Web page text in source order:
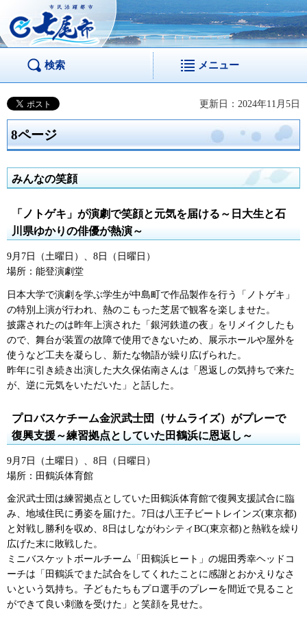
市民活躍都市 七尾
市
検索 メニュー
更新日：2024年11月5日
8ページ
みんなの笑顔
「ノトゲキ」が演劇で笑顔と元気を届ける～日大生と石
川県ゆかりの俳優が熱演～
9月7日（土曜日）、8日（日曜日）
場所：能登演劇堂
日本大学で演劇を学ぶ学生が中島町で作品製作を行う「ノトゲキ」
の特別上演が行われ、熱のこもった芝居で観客を楽しませた。
披露されたのは昨年上演された「銀河鉄道の夜」をリメイクしたも
ので、舞台が装置の故障で使用できないため、展示ホールや屋外を
使うなど工夫を凝らし、新たな物語が繰り広げられた。
昨年に引き続き出演した大久保佑南さんは「恩返しの気持ちで来た
が、逆に元気をいただいた」と話した。
プロバスケチーム金沢武士団（サムライズ）がプレーで
復興支援～練習拠点としていた田鶴浜に恩返し～
9月7日（土曜日）、8日（日曜日）
場所：田鶴浜体育館
金沢武士団は練習拠点としていた田鶴浜体育館で復興支援試合に臨
み、地域住民に勇姿を届けた。7日は八王子ビートレインズ(東京都)
と対戦し勝利を収め、8日はしながわシティBC(東京都)と熱戦を繰り
広げた末に敗戦した。
ミニバスケットボールチーム「田鶴浜ヒート」の堀田秀幸ヘッドコ
ーチは「田鶴浜でまた試合をしてくれたことに感謝とおかえりなさ
いという気持ち。子どもたちもプロ選手のプレーを間近で見ること
ができて良い刺激を受けた」と笑顔を見せた。